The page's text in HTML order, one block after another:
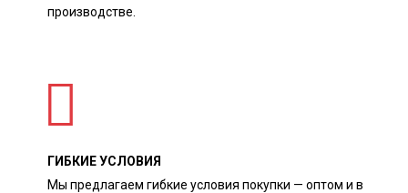
производстве.
ГИБКИЕ УСЛОВИЯ
Мы предлагаем гибкие условия покупки — оптом и в